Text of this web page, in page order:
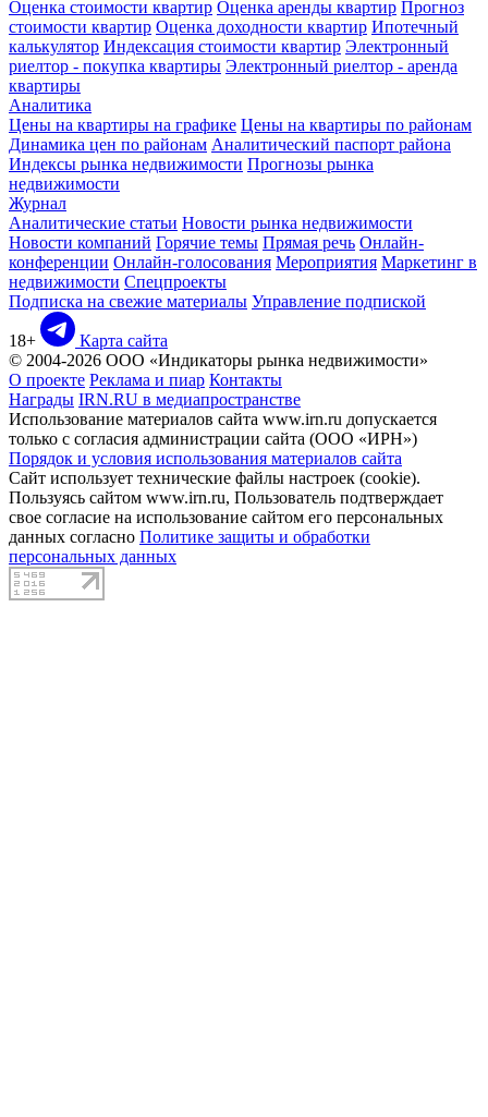
Оценка стоимости квартир Оценка аренды квартир Прогноз
стоимости квартир Оценка доходности квартир Ипотечный
калькулятор Индексация стоимости квартир Электронный
риелтор - покупка квартиры Электронный риелтор - аренда
квартиры
Аналитика
Цены на квартиры на графике Цены на квартиры по районам
Динамика цен по районам Аналитический паспорт района
Индексы рынка недвижимости Прогнозы рынка
недвижимости
Журнал
Аналитические статьи Новости рынка недвижимости
Новости компаний Горячие темы Прямая речь Онлайн-
конференции Онлайн-голосования Мероприятия Маркетинг в
недвижимости Спецпроекты
Подписка на свежие материалы Управление подпиской
18+
Карта сайта
© 2004-2026 ООО «Индикаторы рынка недвижимости»
О проекте Реклама и пиар Контакты
Награды IRN.RU в медиапространстве
Использование материалов сайта www.irn.ru допускается
только с согласия администрации сайта (ООО «ИРН»)
Порядок и условия использования материалов сайта
Сайт использует технические файлы настроек (cookie).
Пользуясь сайтом www.irn.ru, Пользователь подтверждает
свое согласие на использование сайтом его персональных
данных согласно Политике защиты и обработки
персональных данных